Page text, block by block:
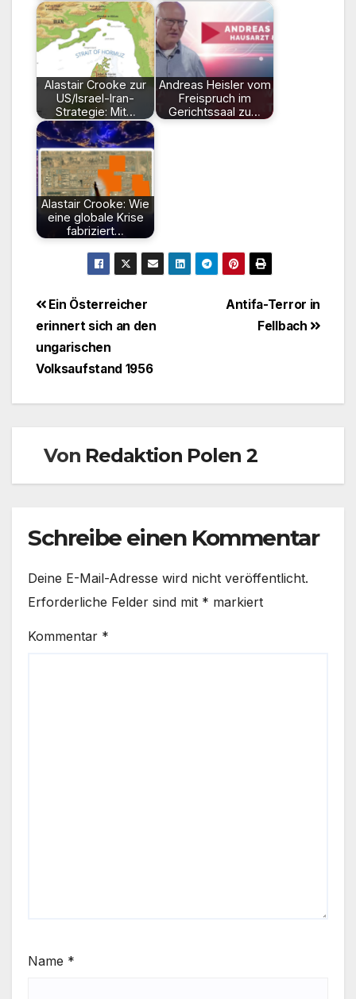
Alastair Crooke zur
US/Israel-Iran-
Strategie: Mit…
Andreas Heisler vom
Freispruch im
Gerichtssaal zu…
Alastair Crooke: Wie
eine globale Krise
fabriziert…
BeitragsnavigationAntifa-Terror in
Fellbach
Ein Österreicher
erinnert sich an den
ungarischen
Volksaufstand 1956
Von Redaktion Polen 2
Schreibe einen Kommentar
Deine E-Mail-Adresse wird nicht veröffentlicht.
Erforderliche Felder sind mit * markiert
Kommentar *
Name *